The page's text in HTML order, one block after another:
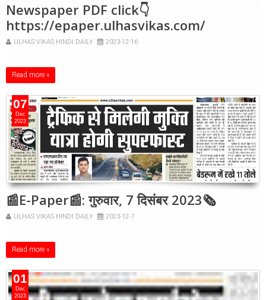
Newspaper PDF click👇
https://epaper.ulhasvikas.com/
ULHAS VIKAS HINDI DAILY 2023-12-16
Read more »
07
Dec
2023
📰E-Paper📰: गुरुवार, 7 दिसंबर 2023🗞
ULHAS VIKAS HINDI DAILY 2023-12-7
Read more »
01
Dec
2023